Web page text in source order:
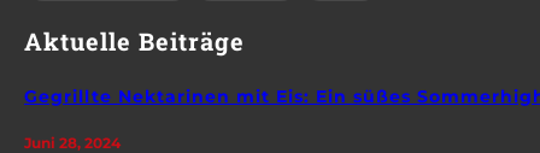
Aktuelle Beiträge
Gegrillte Nektarinen mit Eis: Ein süßes
Juni 28, 2024